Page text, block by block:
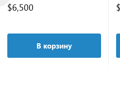
$6,500
В корзину